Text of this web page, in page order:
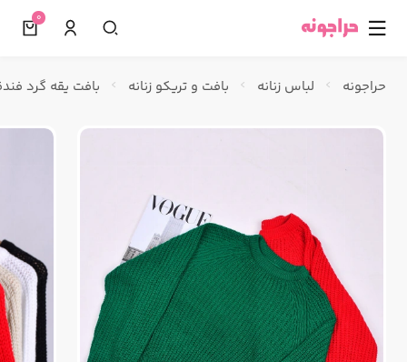
☰
0
حراجونه لباس زنانه بافت و تریکو زنانه بافت یقه گرد